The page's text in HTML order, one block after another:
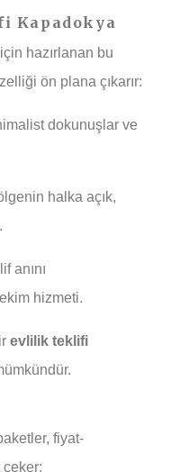
Kapadokya
hazırlanan bu
ön plana çıkarır:
dokunuşlar ve
halka açık,
anını
hizmeti.
evlilik teklifi
fiyat-